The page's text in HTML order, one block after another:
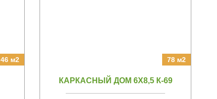
46 м2 78 м2
КАРКАСНЫЙ ДОМ 6Х8,5 К-69